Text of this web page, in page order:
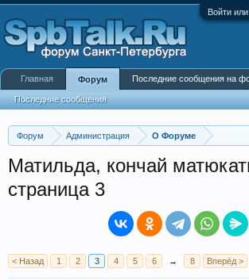
Войти
Форум Администрация О Форуме
Матильда, кончай
страница 3
< Назад 1 2 3 4 5 6 → 8 Вперёд >
Главная Форум
Последние сообщения
Последние сообщения на